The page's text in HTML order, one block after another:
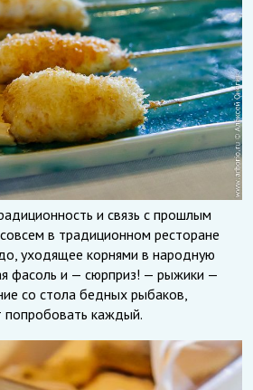
и связь с прошлым
в традиционном ресторане
уходящее корнями в народную
фасоль и — сюрприз! — рыжики —
со стола бедных рыбаков,
попробовать каждый.